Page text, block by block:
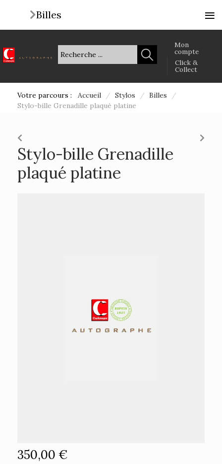
Mon
compte
Click &
Collect
Votre parcours : Accueil / Stylos / Billes
/
Stylo-bille Grenadille plaqué platine
Stylo-bille Grenadille
plaqué platine
350,00 €
Billes ≡